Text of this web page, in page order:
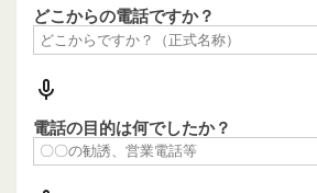
どこからの電話ですか？
電話の目的は何でしたか？